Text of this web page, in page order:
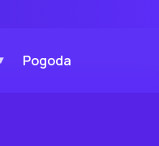
Pogoda